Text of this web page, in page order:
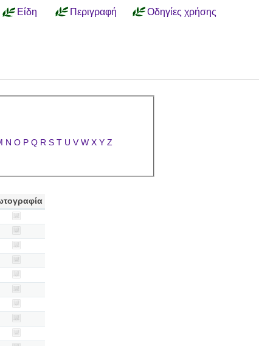
Είδη Περιγραφή Οδηγίες χρήσης
N O P Q R S T U V W X Y Z